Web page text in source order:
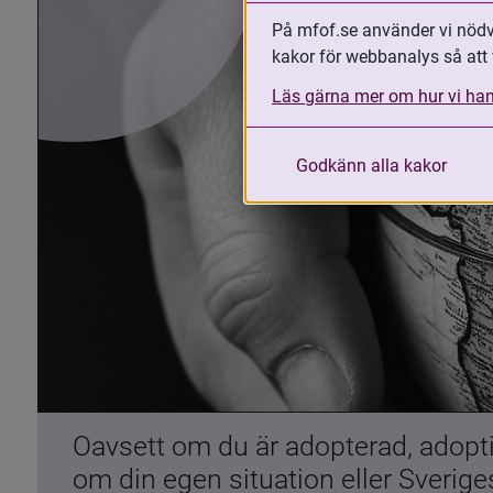
Oavsett om du är adopterad,
om din egen situation eller
På mfof.se använder vi
kakor för webbanalys så
Läs gärna mer om hur vi
Godkänn alla kakor